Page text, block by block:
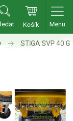
Košík Menu
STIGA SVP 40 G